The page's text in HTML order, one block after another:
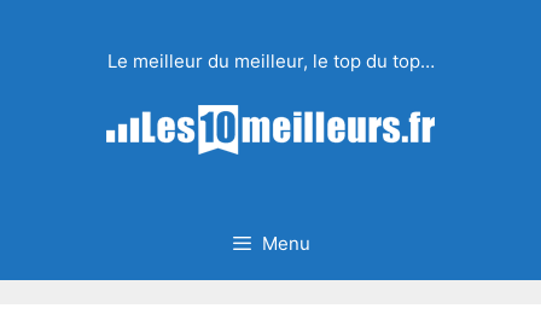
Le meilleur du meilleur, le top du top…
Menu